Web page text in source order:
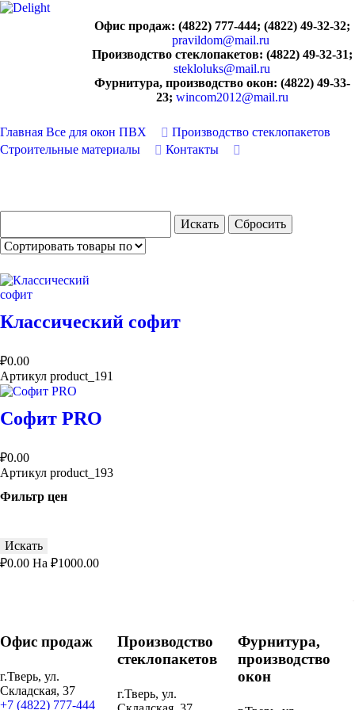
Офис продаж: (4822) 777-444; (4822) 49-32-32;
pravildom@mail.ru
Производство стеклопакетов: (4822) 49-32-31;
stekloluks@mail.ru
Фурнитура, производство окон: (4822) 49-33-
23; wincom2012@mail.ru
Главная Все для окон ПВХ
Производство стеклопакетов
Строительные материалы
Контакты
Классический софит
₽0.00
Артикул product_191
Софит PRO
₽0.00
Артикул product_193
Фильтр цен
₽0.00 На ₽1000.00
Офис продаж
г.Тверь, ул.
Складская, 37
+7 (4822) 777-444
Производство
стеклопакетов
г.Тверь, ул.
Фурнитура,
производство
окон